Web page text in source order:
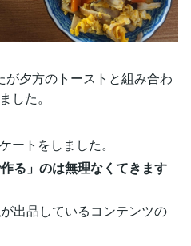
夕方のトーストと組み合わ
した。
ートをしました。
る」のは無理なくてきます
出品しているコンテンツの